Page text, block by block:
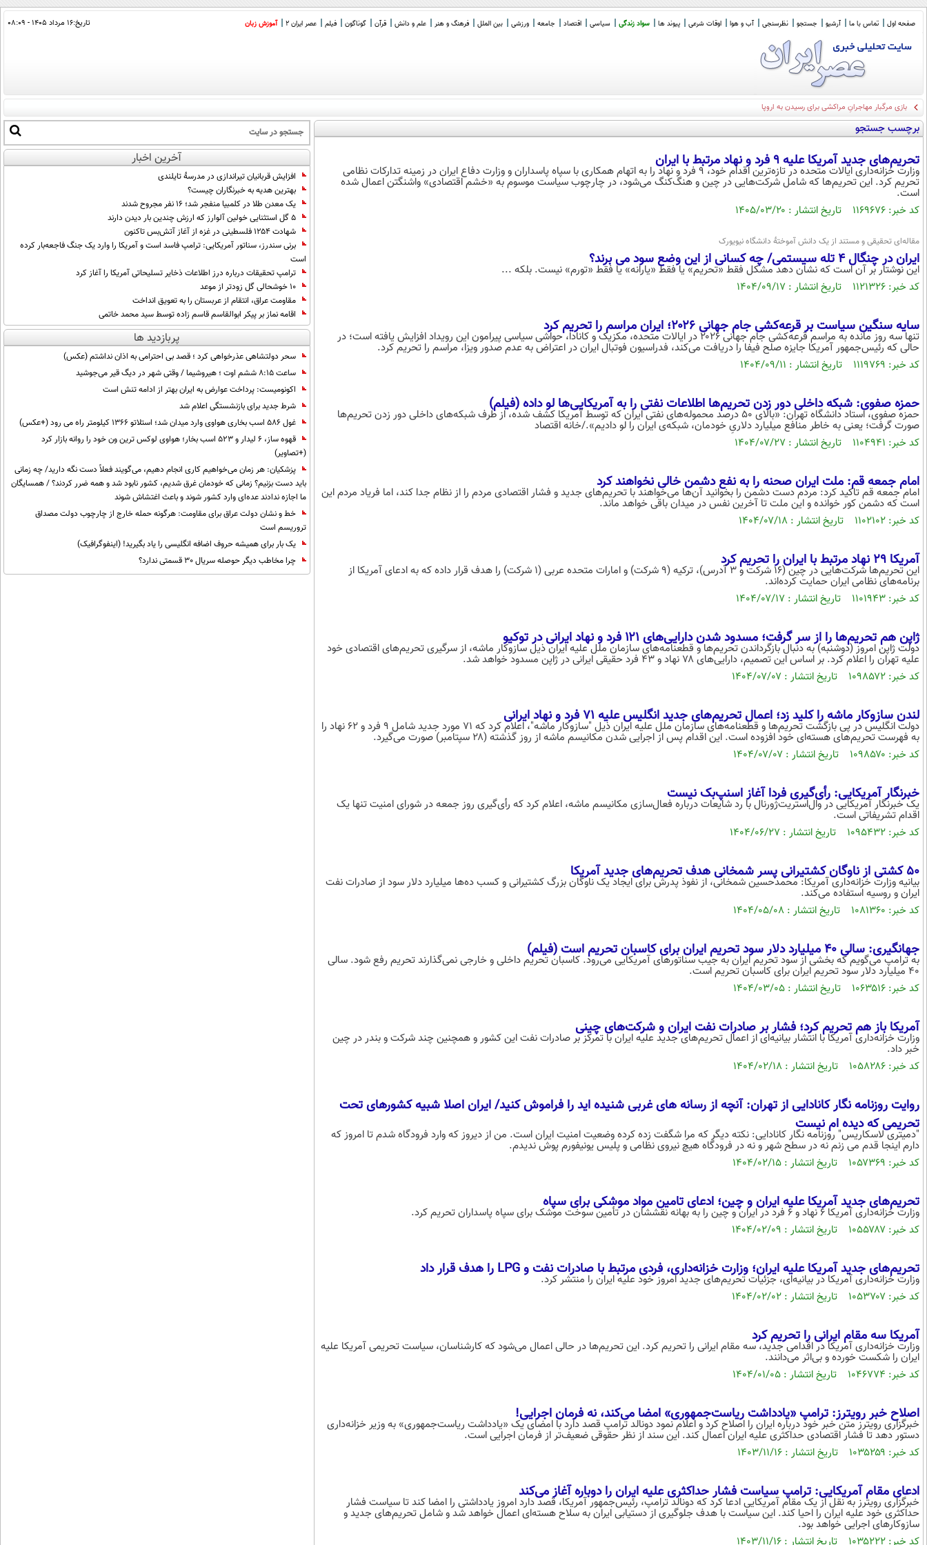
صفحه اول تماس با ما آرشیو جستجو نظرسنجی آب و هوا اوقات شرعی پیوند ها سواد زندگی سیاسی اقتصاد جامعه ورزشی بین الملل فرهنگ و هنر علم و دانش قرآن گوناگون فیلم عصر ایران 2 آموزش زبان تاریخ:۱۶ مرداد ۱۴۰۵ - ۰۸:۰۹
برچسب جستجو
تحریم‌های جدید آمریکا علیه ۹ فرد و نهاد مرتبط با ایران
وزارت خزانه‌داری ایالات متحده در تازه‌ترین اقدام خود، ۹ فرد و نهاد را به اتهام همکاری با سپاه پاسداران و وزارت دفاع ایران در زمینه تدارکات نظامی
تحریم کرد. این تحریم‌ها که شامل شرکت‌هایی در چین و هنگ‌کنگ می‌شود، در چارچوب سیاست موسوم به «خشم اقتصادی» واشنگتن اعمال شده
است.
کد خبر: ۱۱۶۹۶۷۶ تاریخ انتشار : ۱۴۰۵/۰۳/۲۰
مقاله‌ای تحقیقی و مستند از یک دانش آموختۀ دانشگاه نیویورک
ایران در چنگال 4 تله‌ سیستمی/ چه کسانی از این وضع سود می ‌برند؟
این نوشتار بر آن است که نشان دهد مشکل فقط «تحریم» یا فقط «یارانه» یا فقط «تورم» نیست. بلکه ...
کد خبر: ۱۱۲۱۳۲۶ تاریخ انتشار : ۱۴۰۴/۰۹/۱۷
سایه سنگین سیاست بر قرعه‌کشی جام جهانی ۲۰۲۶؛ ایران مراسم را تحریم کرد
تنها سه روز مانده به مراسم قرعه‌کشی جام جهانی ۲۰۲۶ در ایالات متحده، مکزیک و کانادا، حواشی سیاسی پیرامون این رویداد افزایش یافته است؛ در
حالی که رئیس‌جمهور آمریکا جایزه صلح فیفا را دریافت می‌کند، فدراسیون فوتبال ایران در اعتراض به عدم صدور ویزا، مراسم را تحریم کرد.
کد خبر: ۱۱۱۹۷۶۹ تاریخ انتشار : ۱۴۰۴/۰۹/۱۱
حمزه صفوی: شبکه داخلی دور زدن تحریم‌ها اطلاعات نفتی را به آمریکایی‌ها لو داده (فیلم)
حمزه صفوی، استاد دانشگاه تهران: «بالای ۵۰ درصد محموله‌های نفتی ایران که توسط آمریکا کشف شده، از طرف شبکه‌های داخلی دور زدن تحریم‌ها
صورت گرفت؛ یعنی به خاطر منافع میلیارد دلاریِ خودمان، شبکه‌ی ایران را لو دادیم»./خانه اقتصاد
کد خبر: ۱۱۰۴۹۴۱ تاریخ انتشار : ۱۴۰۴/۰۷/۲۷
امام جمعه قم: ملت ایران صحنه را به نفع دشمن خالی نخواهند کرد
امام جمعه قم تاکید کرد: مردم دست دشمن را بخوانید آن‌ها می‌خواهند با تحریم‌های جدید و فشار اقتصادی مردم را از نظام جدا کند، اما فریاد مردم این
است که دشمن کور خوانده و این ملت تا آخرین نفس در میدان باقی خواهد ماند.
کد خبر: ۱۱۰۲۱۰۲ تاریخ انتشار : ۱۴۰۴/۰۷/۱۸
آمریکا 29 نهاد مرتبط با ایران را تحریم کرد
این تحریم‌ها شرکت‌هایی در چین (16 شرکت و 3 آدرس)، ترکیه (9 شرکت) و امارات متحده عربی (1 شرکت) را هدف قرار داده که به ادعای آمریکا از
برنامه‌های نظامی ایران حمایت کرده‌اند.
کد خبر: ۱۱۰۱۹۴۳ تاریخ انتشار : ۱۴۰۴/۰۷/۱۷
ژاپن هم تحریم‌ها را از سر گرفت؛ مسدود شدن دارایی‌های ۱۲۱ فرد و نهاد ایرانی در توکیو
دولت ژاپن امروز (دوشنبه) به دنبال بازگرداندن تحریم‌ها و قطعنامه‌های سازمان ملل علیه ایران ذیل سازوکار ماشه، از سرگیری تحریم‌های اقتصادی خود
علیه تهران را اعلام کرد. بر اساس این تصمیم، دارایی‌های ۷۸ نهاد و ۴۳ فرد حقیقی ایرانی در ژاپن مسدود خواهد شد.
کد خبر: ۱۰۹۸۵۷۲ تاریخ انتشار : ۱۴۰۴/۰۷/۰۷
لندن سازوکار ماشه را کلید زد؛ اعمال تحریم‌های جدید انگلیس علیه ۷۱ فرد و نهاد ایرانی
دولت انگلیس در پی بازگشت تحریم‌ها و قطعنامه‌های سازمان ملل علیه ایران ذیل "سازوکار ماشه"، اعلام کرد که ۷۱ مورد جدید شامل ۹ فرد و ۶۲ نهاد را
به فهرست تحریم‌های هسته‌ای خود افزوده است. این اقدام پس از اجرایی شدن مکانیسم ماشه از روز گذشته (۲۸ سپتامبر) صورت می‌گیرد.
کد خبر: ۱۰۹۸۵۷۰ تاریخ انتشار : ۱۴۰۴/۰۷/۰۷
خبرنگار آمریکایی: رأی‌گیری فردا آغاز اسنپ‌بک نیست
یک خبرنگار آمریکایی در وال‌استریت‌ژورنال با رد شایعات درباره فعال‌سازی مکانیسم ماشه، اعلام کرد که رأی‌گیری روز جمعه در شورای امنیت تنها یک
اقدام تشریفاتی است.
کد خبر: ۱۰۹۵۴۳۲ تاریخ انتشار : ۱۴۰۴/۰۶/۲۷
۵۰ کشتی از ناوگان کشتیرانی پسر شمخانی هدف تحریم‌های جدید آمریکا
بیانیه وزارت خزانه‌داری آمریکا: محمدحسین شمخانی، از نفوذ پدرش برای ایجاد یک ناوگان بزرگ کشتیرانی و کسب ده‌ها میلیارد دلار سود از صادرات نفت
ایران و روسیه استفاده می‌کند.
کد خبر: ۱۰۸۱۳۶۰ تاریخ انتشار : ۱۴۰۴/۰۵/۰۸
جهانگیری: سالی ۴۰ میلیارد دلار سود تحریم ایران برای کاسبان تحریم است (فیلم)
به ترامپ می‌گویم که بخشی از سود تحریم ایران به جیب سناتور‌های آمریکایی می‌رود. کاسبان تحریم داخلی و خارجی نمی‌گذارند تحریم رفع شود. سالی
۴۰ میلیارد دلار سود تحریم ایران برای کاسبان تحریم است.
کد خبر: ۱۰۶۳۵۱۶ تاریخ انتشار : ۱۴۰۴/۰۳/۰۵
آمریکا باز هم تحریم کرد؛ فشار بر صادرات نفت ایران و شرکت‌های چینی
وزارت خزانه‌داری آمریکا با انتشار بیانیه‌ای از اعمال تحریم‌های جدید علیه ایران با تمرکز بر صادرات نفت این کشور و همچنین چند شرکت و بندر در چین
خبر داد.
کد خبر: ۱۰۵۸۲۸۶ تاریخ انتشار : ۱۴۰۴/۰۲/۱۸
روایت روزنامه نگار کانادایی از تهران: آنچه از رسانه های غربی شنیده اید را فراموش کنید/ ایران اصلا شبیه کشورهای تحت
تحریمی که دیده ام نیست
"دمیتری لاسکاریس" روزنامه نگار کانادایی: نکته دیگر که مرا شگفت زده کرده وضعیت امنیت ایران است. من از دیروز که وارد فرودگاه شدم تا امروز که
دارم اینجا قدم می زنم نه در سطح شهر و نه در فرودگاه هیچ نیروی نظامی و پلیس یونیفورم پوش ندیدم.
کد خبر: ۱۰۵۷۳۶۹ تاریخ انتشار : ۱۴۰۴/۰۲/۱۵
تحریم‌های جدید آمریکا علیه ایران و چین؛ ادعای تامین مواد موشکی برای سپاه
وزارت خزانه‌داری آمریکا ۶ نهاد و ۶ فرد در ایران و چین را به بهانه نقششان در تأمین سوخت موشک برای سپاه پاسداران تحریم کرد.
کد خبر: ۱۰۵۵۷۸۷ تاریخ انتشار : ۱۴۰۴/۰۲/۰۹
تحریم‌های جدید آمریکا علیه ایران؛ وزارت خزانه‌داری، فردی مرتبط با صادرات نفت و LPG را هدف قرار داد
وزارت خزانه‌داری آمریکا در بیانیه‌ای، جزئیات تحریم‌های جدید امروز خود علیه ایران را منتشر کرد.
کد خبر: ۱۰۵۳۷۰۷ تاریخ انتشار : ۱۴۰۴/۰۲/۰۲
آمریکا سه مقام ایرانی را تحریم کرد
وزارت خزانه‌داری آمریکا در اقدامی جدید، سه مقام ایرانی را تحریم کرد. این تحریم‌ها در حالی اعمال می‌شود که کارشناسان، سیاست تحریمی آمریکا علیه
ایران را شکست خورده و بی‌اثر می‌دانند.
کد خبر: ۱۰۴۶۷۷۴ تاریخ انتشار : ۱۴۰۴/۰۱/۰۵
اصلاح خبر رویترز: ترامپ «یادداشت ریاست‌جمهوری» امضا می‌کند، نه فرمان اجرایی!
خبرگزاری رویترز متن خبر خود درباره ایران را اصلاح کرد و اعلام نمود دونالد ترامپ قصد دارد با امضای یک «یادداشت ریاست‌جمهوری» به وزیر خزانه‌داری
دستور دهد تا فشار اقتصادی حداکثری علیه ایران اعمال کند. این سند از نظر حقوقی ضعیف‌تر از فرمان اجرایی است.
کد خبر: ۱۰۳۵۲۵۹ تاریخ انتشار : ۱۴۰۳/۱۱/۱۶
ادعای مقام آمریکایی: ترامپ سیاست فشار حداکثری علیه ایران را دوباره آغاز می‌کند
خبرگزاری رویترز به نقل از یک مقام آمریکایی ادعا کرد که دونالد ترامپ، رئیس‌جمهور آمریکا، قصد دارد امروز یادداشتی را امضا کند تا سیاست فشار
حداکثری خود علیه ایران را احیا کند. این سیاست با هدف جلوگیری از دستیابی ایران به سلاح هسته‌ای اعمال خواهد شد و شامل تحریم‌های جدید و
سازوکارهای اجرایی خواهد بود.
آخرین اخبار
افزایش قربانیان تیراندازی در مدرسۀ تایلندی
بهترین هدیه به خبرنگاران چیست؟
یک معدن طلا در کلمبیا منفجر شد؛ ۱۶ نفر مجروح شدند
۵ گل استثنایی خولین آلوارز که ارزش چندین بار دیدن دارند
شهادت ۱۲۵۴ فلسطینی در غزه از آغاز آتش‌بس تاکنون
برنی سندرز، سناتور آمریکایی: ترامپ فاسد است و آمریکا را وارد یک جنگ فاجعه‌بار کرده
است
ترامپ تحقیقات درباره درز اطلاعات ذخایر تسلیحاتی آمریکا را آغاز کرد
۱۰ خوشحالی گل زودتر از موعد
مقاومت عراق، انتقام از عربستان را به تعویق انداخت
اقامه نماز بر پیکر ابوالقاسم قاسم زاده توسط سید محمد خاتمی
پربازدید ها
سحر دولتشاهی عذرخواهی کرد ؛ قصد بی احترامی به اذان نداشتم (عکس)
ساعت ۸:۱۵ ششم اوت ؛ هیروشیما / وقتی شهر در دیگ قیر می‌جوشید
اکونومیست: پرداخت عوارض به ایران بهتر از ادامه تنش است
شرط جدید برای بازنشستگی اعلام شد
غول 586 اسب بخاری هواوی وارد میدان شد؛ استلاتو 1366 کیلومتر راه می رود (+عکس)
قهوه ساز، 6 لیدار و 523 اسب بخار؛ هواوی لوکس ترین ون خود را روانه بازار کرد
(+تصاویر)
پزشکیان: هر زمان می‌خواهیم کاری انجام دهیم، می‌گویند فعلاً دست نگه دارید/ چه زمانی
باید دست بزنیم؟ زمانی که خودمان غرق شدیم، کشور نابود شد و همه ضرر کردند؟ / همسایگان
ما اجازه ندادند عده‌ای وارد کشور شوند و باعث اغتشاش شوند
خط و نشان دولت عراق برای مقاومت: هرگونه حمله خارج از چارچوب دولت مصداق
تروریسم است
یک بار برای همیشه حروف اضافه انگلیسی را یاد بگیرید! (اینفوگرافیک)
چرا مخاطب دیگر حوصله سریال 30 قسمتی ندارد؟